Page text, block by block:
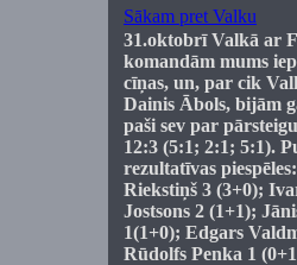
Sākam pret Valku
31.oktobrī Valkā ar
komandām mums
cīņas, un, par cik
Dainis Ābols, bijām
paši sev par
12:3 (5:1; 2:1; 5:1).
rezultatīvas
Riekstiņš 3 (3+0);
Jostsons 2 (1+1);
1(1+0); Edgars
Rūdolfs Penka 1